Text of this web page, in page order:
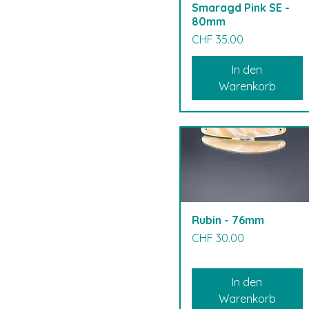
Smaragd Pink SE -
80mm
Preis
CHF 35.00
In den
Warenkorb
Rubin - 76mm
Preis
CHF 30.00
In den
Warenkorb